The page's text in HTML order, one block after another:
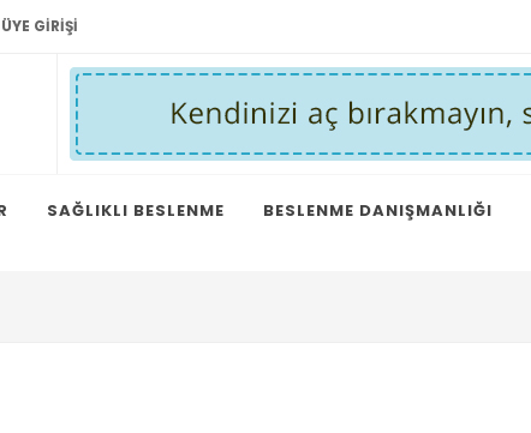
ÜYE GIRIŞI
SAĞLIKLI BESLENME BESLENME DANIŞMANLIĞI